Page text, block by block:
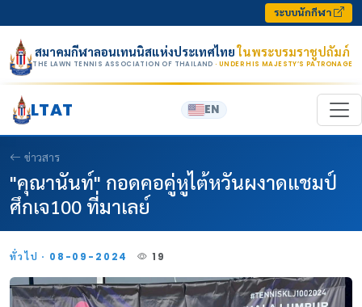
ระบบนักกีฬา
สมาคมกีฬาลอนเทนนิสแห่งประเทศไทยในพระบรมราชูปถัมภ์
THE LAWN TENNIS ASSOCIATION OF THAILAND · UNDER HIS MAJESTY’S PATRONAGE
LTAT EN
ข่าวสาร
"คุณานันท์" กอดคอคู่หูไต้หวันผงาดแชมป์
ศึกเจ100 ที่มาเลย์
ทั่วไป · 08-09-2024 19